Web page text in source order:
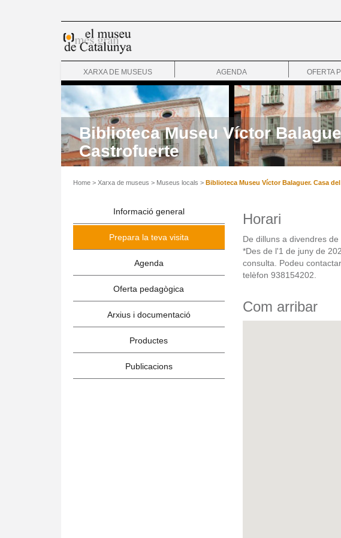
XARXA DE MUSEUS AGENDA OFERTA
Biblioteca Museu Víctor
Castrofuerte
Home > Xarxa de museus > Museus locals > Biblioteca Museu Víctor Balaguer. Casa
Informació general
Prepara la teva visita
Agenda
Oferta pedagògica
Arxius i documentació
Productes
Publicacions
Horari
De dilluns a divendres
*Des de l'1 de juny de
consulta. Podeu
telèfon 938154202.
Com arribar